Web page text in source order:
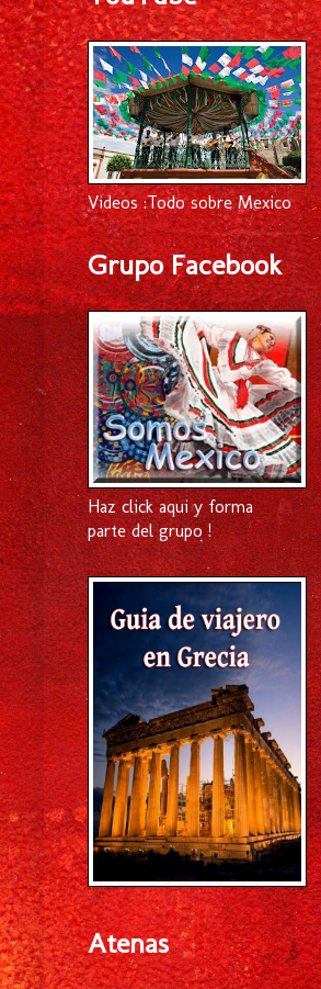
Videos :Todo sobre Mexico
Grupo Facebook
Haz click aqui y forma
parte del grupo !
Atenas